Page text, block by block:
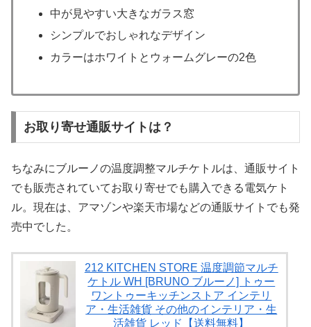
中が見やすい大きなガラス窓
シンプルでおしゃれなデザイン
カラーはホワイトとウォームグレーの2色
お取り寄せ通販サイトは？
ちなみにブルーノの温度調整マルチケトルは、通販サイト
でも販売されていてお取り寄せでも購入できる電気ケト
ル。現在は、アマゾンや楽天市場などの通販サイトでも発
売中でした。
212 KITCHEN STORE 温度調節マルチ
ケトル WH [BRUNO ブルーノ] トゥー
ワントゥーキッチンストア インテリ
ア・生活雑貨 その他のインテリア・生
活雑貨 レッド【送料無料】